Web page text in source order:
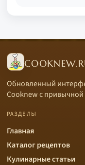
Обновленный
Cooknew с привычной
РАЗДЕЛЫ
Главная
Каталог рецептов
Кулинарные статьи